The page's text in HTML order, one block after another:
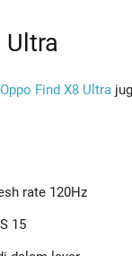
Ultra
Oppo Find X8 Ultra
rate 120Hz
15